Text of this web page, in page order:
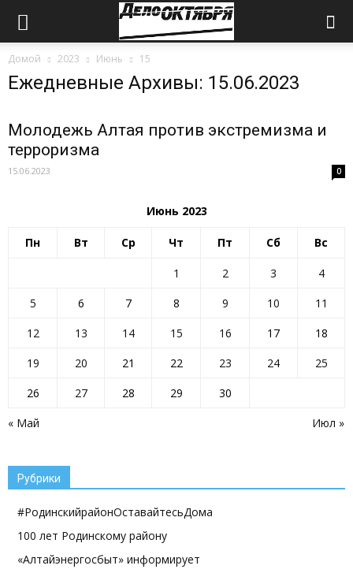
Домой 2023 Июнь 15
Ежедневные Архивы: 15.06.2023
Молодежь Алтая против экстремизма и
терроризма
15.06.2023 0
Июнь 2023
Пн Вт Ср Чт Пт Сб Вс
« Май Июл »
1 2 3
4
5
6 7 8 9 10
11
12
13 14 15 16 17
18
19
20 21 22 23 24
25
26
27 28 29 30
Рубрики
#РодинскийрайонОставайтесьДома
100 лет Родинскому району
«Алтайэнергосбыт» информирует